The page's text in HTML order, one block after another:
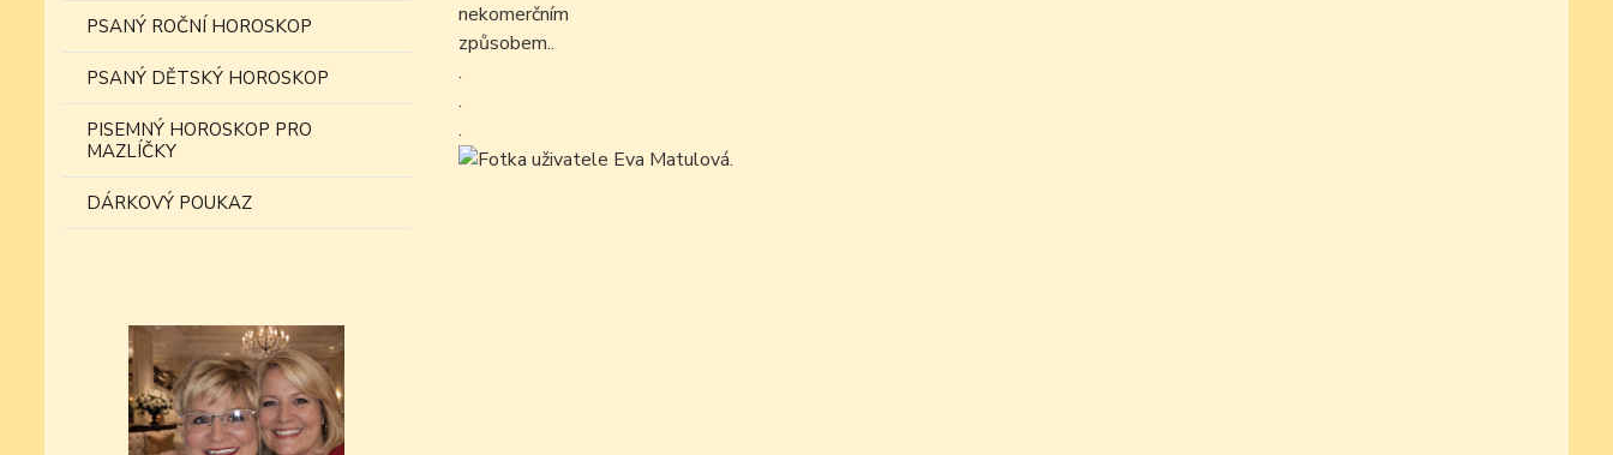
PSANÝ ROČNÍ HOROSKOP
PSANÝ DĚTSKÝ HOROSKOP
PISEMNÝ HOROSKOP PRO
MAZLÍČKY
DÁRKOVÝ POUKAZ
nekomerčním
způsobem..
.
.
.